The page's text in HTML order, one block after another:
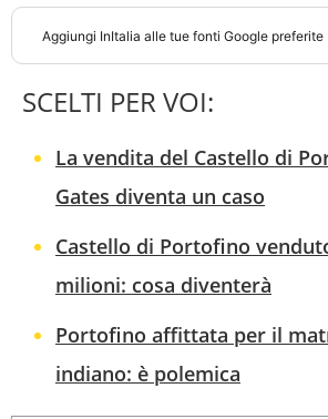
Aggiungi InItalia alle tue fonti Google preferite
SCELTI PER VOI:
La vendita del Castello di
Gates diventa un caso
Castello di Portofino
milioni: cosa diventerà
Portofino affittata per il
indiano: è polemica